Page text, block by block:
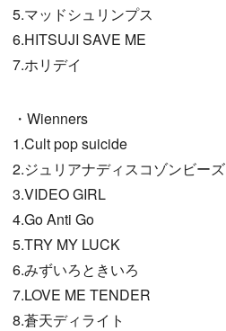
5.マッドシュリンプス
6.HITSUJI SAVE ME
7.ホリデイ
・Wienners
1.Cult pop suicide
2.ジュリアナディスコゾンビーズ
3.VIDEO GIRL
4.Go Anti Go
5.TRY MY LUCK
6.みずいろときいろ
7.LOVE ME TENDER
8.蒼天ディライト